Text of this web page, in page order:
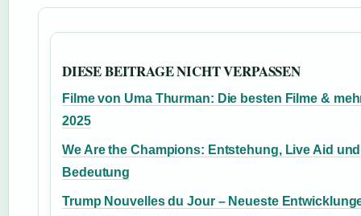
DIESE BEITRAGE NICHT VERPASSEN
Filme von Uma Thurman: Die besten Filme &
2025
We Are the Champions: Entstehung, Live Aid und
Bedeutung
Trump Nouvelles du Jour – Neueste